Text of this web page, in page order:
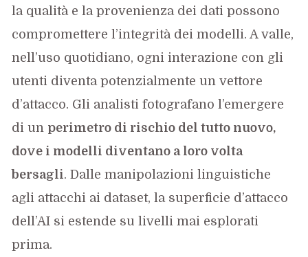
la qualità e la provenienza dei dati possono
compromettere l’integrità dei modelli. A valle,
nell’uso quotidiano, ogni interazione con gli
utenti diventa potenzialmente un vettore
d’attacco. Gli analisti fotografano l’emergere
di un perimetro di rischio del tutto nuovo,
dove i modelli diventano a loro volta
bersagli. Dalle manipolazioni linguistiche
agli attacchi ai dataset, la superficie d’attacco
dell’AI si estende su livelli mai esplorati
prima.